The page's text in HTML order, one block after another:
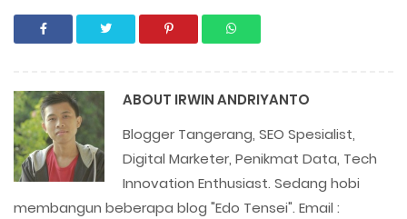
ABOUT IRWIN ANDRIYANTO
Blogger Tangerang, SEO Spesialist,
Digital Marketer, Penikmat Data, Tech
Innovation Enthusiast. Sedang hobi
membangun beberapa blog "Edo Tensei". Email :